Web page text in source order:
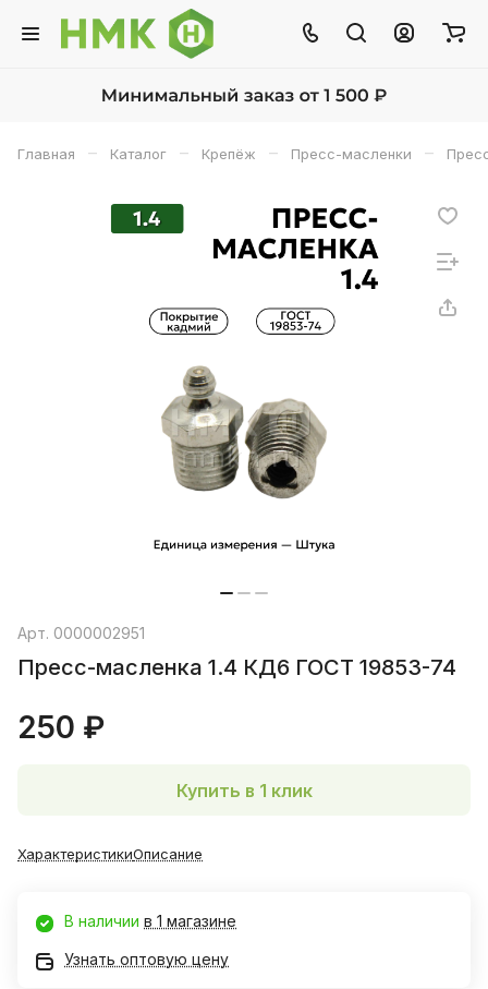
Главная – Каталог – Крепёж – Пресс-масленки –
Арт. 0000002951
Пресс-масленка 1.4 КД6 ГОСТ 19853-74
250 ₽
Купить в 1 клик
ХарактеристикиОписание
В наличии в 1 магазине
Узнать оптовую цену